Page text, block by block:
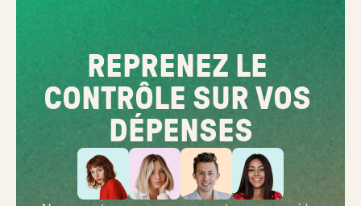
REPRENEZ LE
CONTRÔLE SUR VOS
DÉPENSES